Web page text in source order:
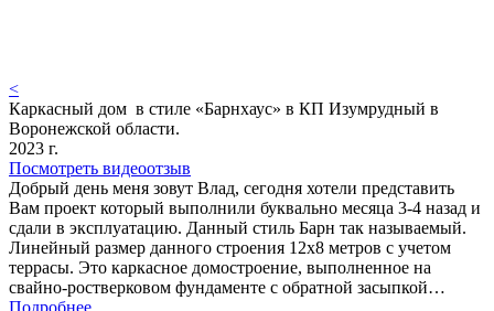
<
Каркасный дом в стиле «Барнхаус» в КП Изумрудный в
Воронежской области.
2023 г.
Посмотреть видеоотзыв
Добрый день меня зовут Влад, сегодня хотели представить
Вам проект который выполнили буквально месяца 3-4 назад и
сдали в эксплуатацию. Данный стиль Барн так называемый.
Линейный размер данного строения 12х8 метров с учетом
террасы. Это каркасное домостроение, выполненное на
свайно-ростверковом фундаменте с обратной засыпкой…
Подробнее